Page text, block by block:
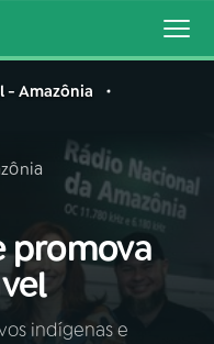
- Amazônia
promova
indígenas e